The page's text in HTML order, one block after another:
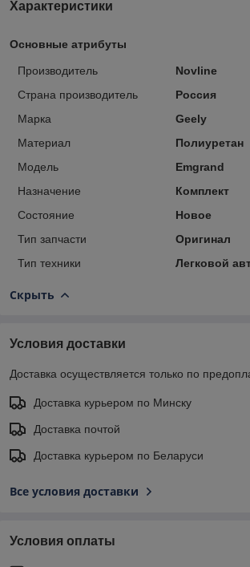
Характеристики
Основные атрибуты
Производитель
Novline
Страна производитель
Россия
Марка
Geely
Материал
Полиуретан
Модель
Emgrand
Назначение
Комплект
Состояние
Новое
Тип запчасти
Оригинал
Тип техники
Легковой
Скрыть
Условия доставки
Доставка осуществляется только по
Доставка курьером по Минску
Доставка почтой
Доставка курьером по Беларуси
Все условия доставки
Условия оплаты